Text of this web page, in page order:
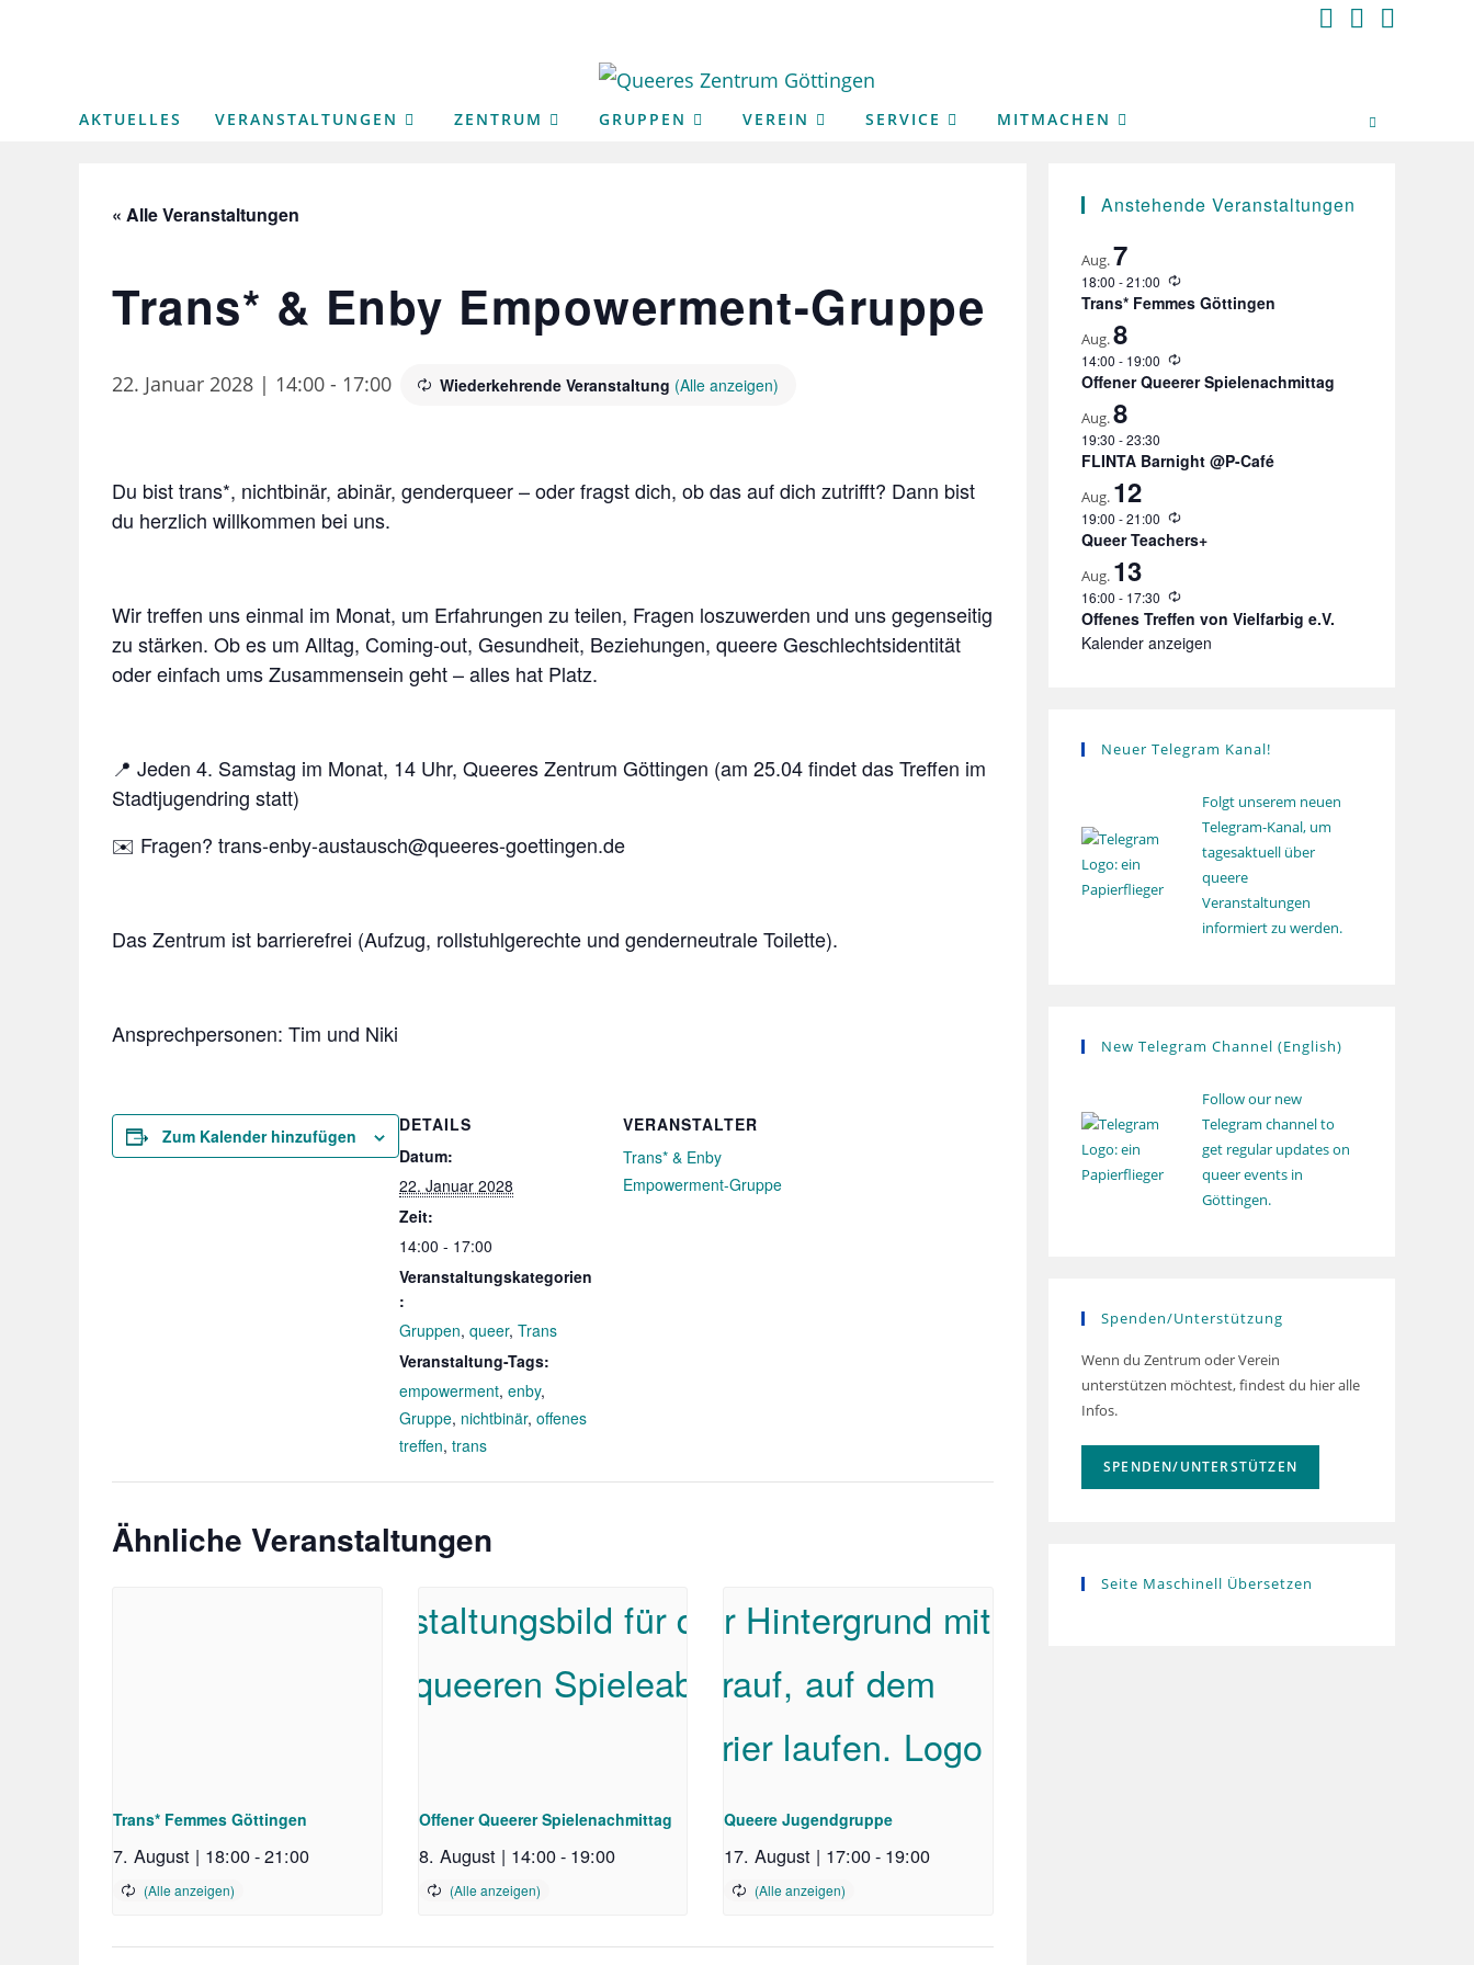
AKTUELLES VERANSTALTUNGEN ZENTRUM GRUPPEN VEREIN SERVICE MITMACHEN
« Alle Veranstaltungen
Trans* & Enby Empowerment-Gruppe
22. Januar 2028 | 14:00 - 17:00 Wiederkehrende Veranstaltung (Alle anzeigen)
Du bist trans*, nichtbinär, abinär, genderqueer – oder fragst dich, ob das auf dich zutrifft? Dann bist
du herzlich willkommen bei uns.
Wir treffen uns einmal im Monat, um Erfahrungen zu teilen, Fragen loszuwerden und uns gegenseitig
zu stärken. Ob es um Alltag, Coming-out, Gesundheit, Beziehungen, queere Geschlechtsidentität
oder einfach ums Zusammensein geht – alles hat Platz.
📍 Jeden 4. Samstag im Monat, 14 Uhr, Queeres Zentrum Göttingen (am 25.04 findet das Treffen im
Stadtjugendring statt)
✉️ Fragen? trans-enby-austausch@queeres-goettingen.de
Das Zentrum ist barrierefrei (Aufzug, rollstuhlgerechte und genderneutrale Toilette).
Ansprechpersonen: Tim und Niki
Zum Kalender hinzufügen
DETAILS
Datum:
22. Januar 2028
Zeit:
14:00 - 17:00
Veranstaltungskategorien
:
Gruppen, queer, Trans
Veranstaltung-Tags:
empowerment, enby,
Gruppe, nichtbinär, offenes
treffen, trans
VERANSTALTER
Trans* & Enby
Empowerment-Gruppe
Ähnliche Veranstaltungen
Trans* Femmes Göttingen
7. August | 18:00-21:00
Offener Queerer Spielenachmittag
8. August | 14:00- 19:00
Queere Jugendgruppe
17. August | 17:00- 19:00
Anstehende Veranstaltungen
Aug.7
18:00 -21:00
W
i
e
h
n
g
Trans* Femmes Göttingen
Aug.8
14:00 - 19:00
W
i
e
h
u
n
g
Offener Queerer Spielenachmittag
Aug.8
19:30 -23:30
FLINTA Barnight @P-Café
Aug. 12
19:00 -21:00
W
i
e
h
o
Queer Teachers+
Aug. 13
16:00 - 17:30
W
i
e
d
u
Offenes Treffen von Vielfarbig e.V.
Kalender anzeigen
Neuer Telegram Kanal!
Folgt unserem neuen
Telegram-Kanal, um
tagesaktuell über
queere
Veranstaltungen
informiert zu werden.
New Telegram Channel (English)
Follow our new
Telegram channel to
get regular updates on
queer events in
Göttingen.
Spenden/Unterstützung
Wenn du Zentrum oder Verein
unterstützen möchtest, findest du hier alle
Infos.
SPENDEN/UNTERSTÜTZEN
Seite Maschinell Übersetzen